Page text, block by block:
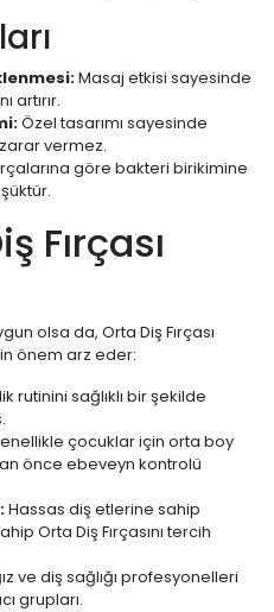
Masaj etkisi sayesinde
artırır.
Özel tasarımı sayesinde
vermez.
göre bakteri birikimine
Fırçası
olsa da, Orta Diş Fırçası
önem arz eder:
rutinini sağlıklı bir şekilde
çocuklar için orta boy
önce ebeveyn kontrolü
Hassas diş etlerine sahip
Orta Diş Fırçasını tercih
ve diş sağlığı profesyonelleri
grupları.